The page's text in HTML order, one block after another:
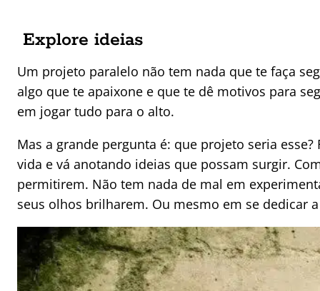
Explore ideias
Um projeto paralelo não tem nada que te faça
algo que te apaixone e que te dê motivos para
em jogar tudo para o alto.
Mas a grande pergunta é: que projeto seria
vida e vá anotando ideias que possam surgir.
permitirem. Não tem nada de mal em
seus olhos brilharem. Ou mesmo em se dedicar